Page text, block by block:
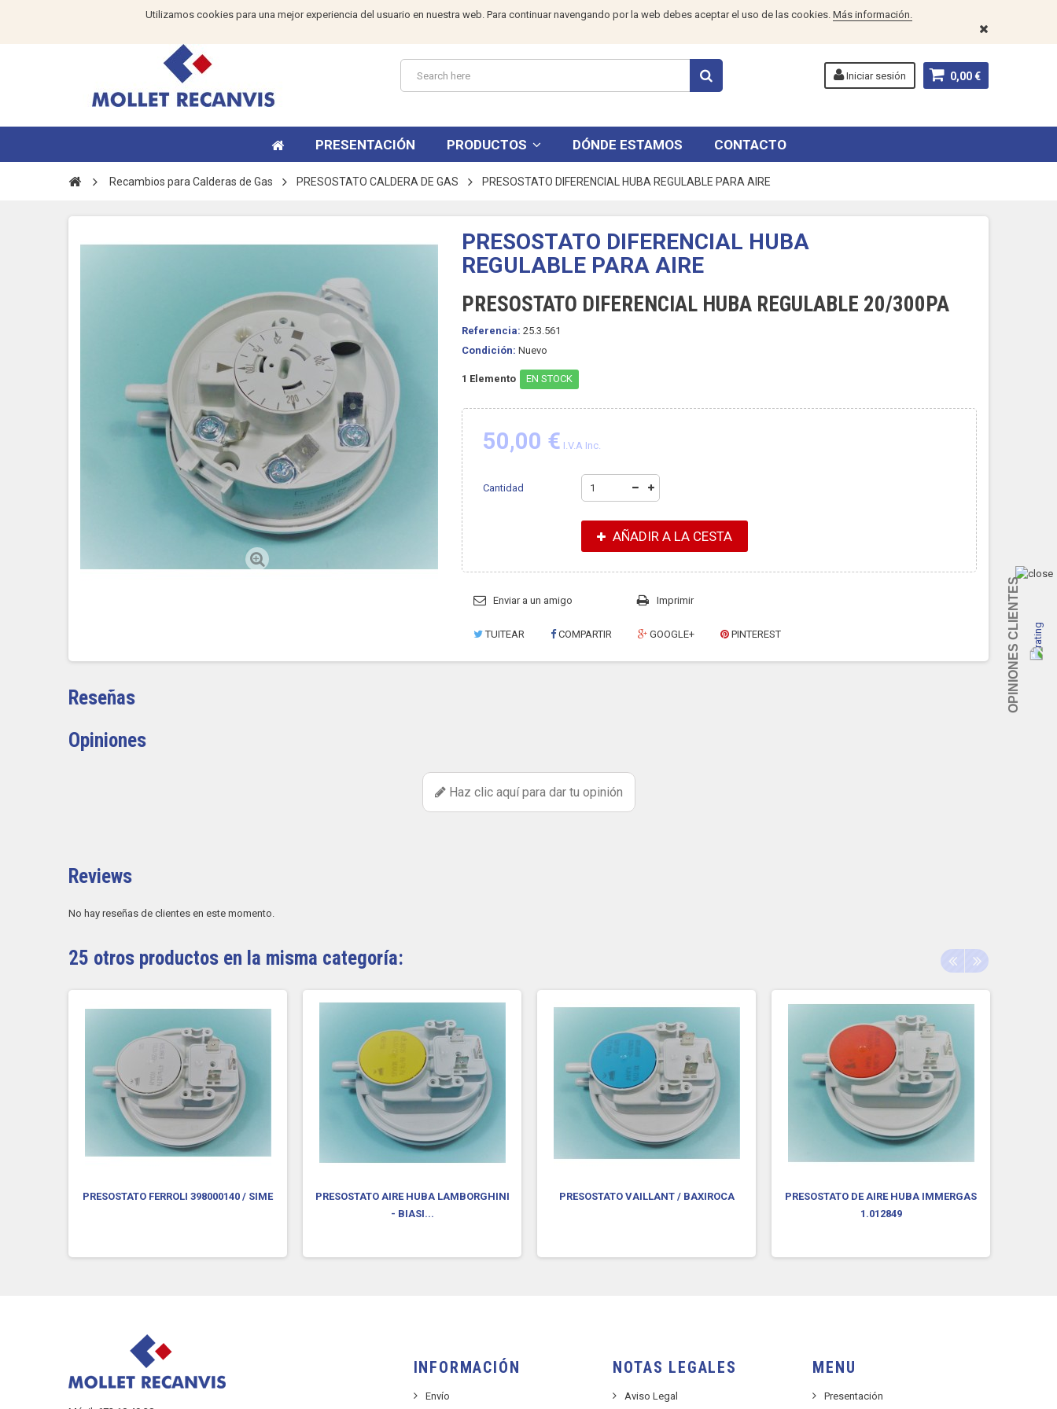
Utilizamos cookies para una mejor experiencia del usuario en nuestra web. Para continuar navengando por la web debes aceptar el uso de las cookies. Más información.
0,00 €
Iniciar sesión
PRESENTACIÓN PRODUCTOS DÓNDE ESTAMOS CONTACTO
Recambios para Calderas de Gas PRESOSTATO CALDERA DE GAS PRESOSTATO DIFERENCIAL HUBA REGULABLE PARA AIRE
PRESOSTATO DIFERENCIAL HUBA
REGULABLE PARA AIRE
PRESOSTATO DIFERENCIAL HUBA REGULABLE 20/300PA
Referencia: 25.3.561
Condición: Nuevo
1 Elemento EN STOCK
50,00 € I.V.A Inc.
Cantidad
AÑADIR A LA CESTA
Enviar a un amigo Imprimir
TUITEAR COMPARTIR GOOGLE+ PINTEREST
Reseñas
Opiniones
Haz clic aquí para dar tu opinión
Reviews
No hay reseñas de clientes en este momento.
25 otros productos en la misma categoría:
PRESOSTATO FERROLI 398000140 / SIME
PRESOSTATO AIRE HUBA LAMBORGHINI
- BIASI...
PRESOSTATO VAILLANT / BAXIROCA
PRESOSTATO DE AIRE HUBA IMMERGAS
1.012849
INFORMACIÓN
Envío
NOTAS LEGALES
Aviso Legal
MENU
Presentación
OPINIONES CLIENTES